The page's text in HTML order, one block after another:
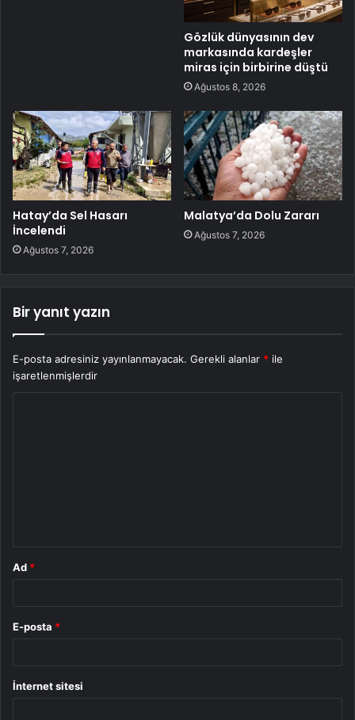
Gözlük dünyasının dev
markasında kardeşler
miras için birbirine düştü
Ağustos 8, 2026
Hatay’da Sel Hasarı
İncelendi
Ağustos 7, 2026
Malatya’da Dolu Zararı
Ağustos 7, 2026
Bir yanıt yazın
E-posta adresiniz yayınlanmayacak. Gerekli alanlar * ile
işaretlenmişlerdir
Ad *
E-posta *
İnternet sitesi